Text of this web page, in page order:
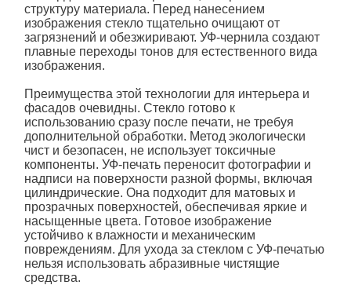
структуру материала. Перед нанесением
изображения стекло тщательно очищают от
загрязнений и обезжиривают. УФ-чернила создают
плавные переходы тонов для естественного вида
изображения.
Преимущества этой технологии для интерьера и
фасадов очевидны. Стекло готово к
использованию сразу после печати, не требуя
дополнительной обработки. Метод экологически
чист и безопасен, не использует токсичные
компоненты. УФ-печатьпереносит фотографии и
надписи на поверхности разной формы, включая
цилиндрические. Она подходит для матовых и
прозрачных поверхностей, обеспечивая яркие и
насыщенные цвета. Готовое изображение
устойчиво к влажности и механическим
повреждениям. Для ухода за стеклом с УФ-печатью
нельзя использовать абразивные чистящие
средства.